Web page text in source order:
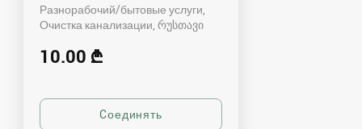
Разнорабочий/бытовые услуги,
Очистка канализации რუსთავი
10.00 ₾